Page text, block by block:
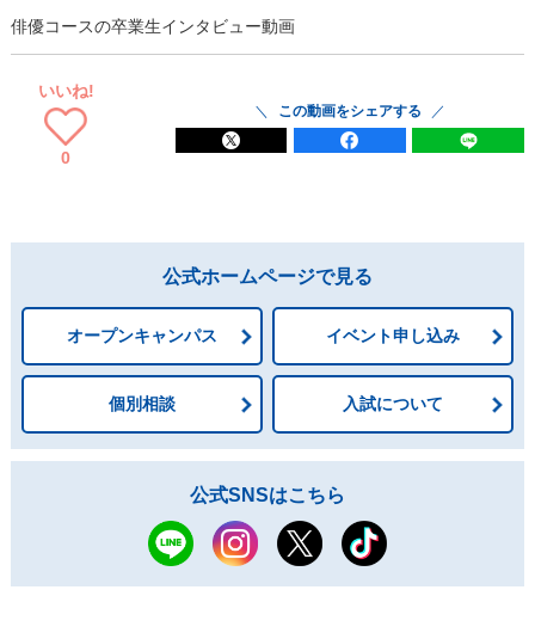
俳優コースの卒業生インタビュー動画
いいね!
0
この動画をシェアする
公式ホームページで見る
オープンキャンパス イベント申し込み
個別相談 入試について
公式SNSはこちら